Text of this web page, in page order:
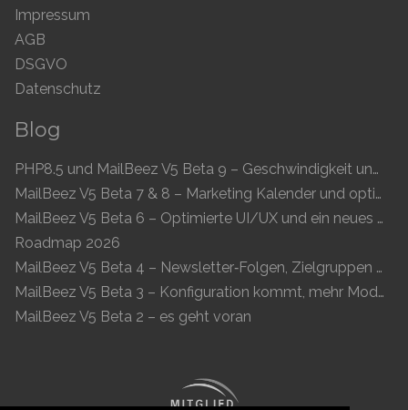
Impressum
AGB
DSGVO
Datenschutz
Blog
PHP8.5 und MailBeez V5 Beta 9 – Geschwindigkeit und Kompatibilität
MailBeez V5 Beta 7 & 8 – Marketing Kalender und optimierte UI
MailBeez V5 Beta 6 – Optimierte UI/UX und ein neues Newsletter-Konzept
Roadmap 2026
MailBeez V5 Beta 4 – Newsletter‑Folgen, Zielgruppen und moderne Vorschau
MailBeez V5 Beta 3 – Konfiguration kommt, mehr Module, flüssigeres UX
MailBeez V5 Beta 2 – es geht voran